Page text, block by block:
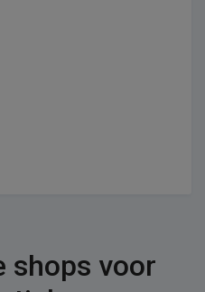
shops voor